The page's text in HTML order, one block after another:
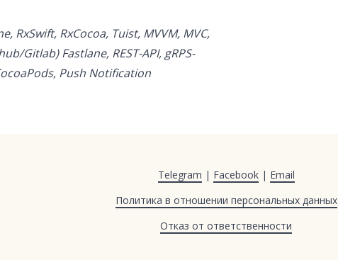
RxSwift, RxCocoa, Tuist, MVVM, MVC,
Gitlab) Fastlane, REST-API, gRPS-
Push Notification
Telegram | Facebook| Email
Политика в отношении персональных данных
Отказ от ответственности